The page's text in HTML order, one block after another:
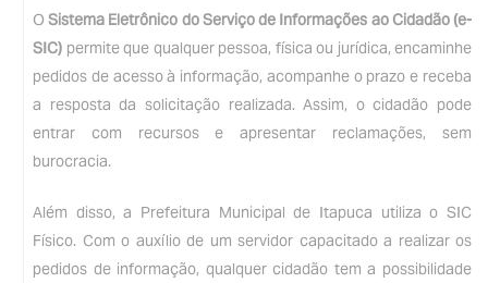
OSistema Eletrônico do Serviço de Informações ao Cidadão (e-
SIC) permite que qualquer pessoa, física ou jurídica, encaminhe
pedidos de acesso à informação, acompanhe o prazo e receba
a resposta da solicitação realizada. Assim, o cidadão pode
entrar com recursos e apresentar reclamações, sem
burocracia.
Além disso, a Prefeitura Municipal de Itapuca utiliza o SIC
Físico. Com o auxílio de um servidor capacitado a realizar os
pedidos de informação, qualquer cidadão tem a possibilidade